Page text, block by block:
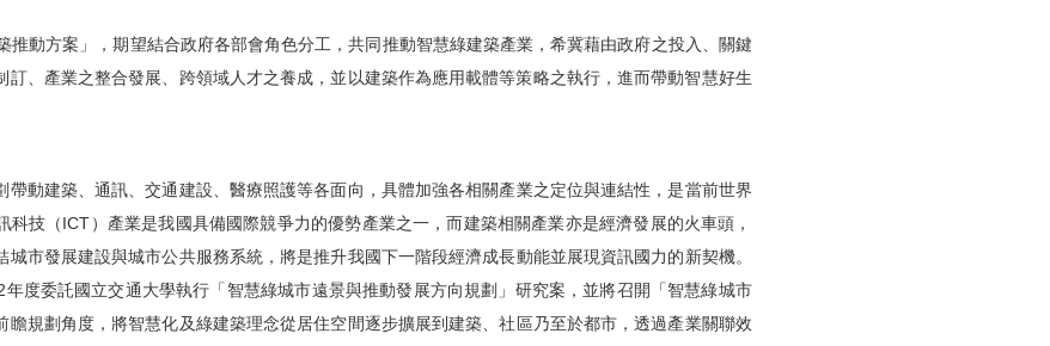
推動方案」，期望結合政府各部會角色分工，共同推動智慧綠建築產業，希冀藉由政府之投入、關鍵
、 產業之整合發展、跨領域人才之養成， 並以建築作為應用載體等策略之執行，進而帶動智慧好生
動建築、通訊、交通建設、 醫療照護等各面向，具體加強各相關產業之定位與連結性，是當前世界
科技（ICT） 產業是我國具備國際競爭力的優勢產業之一，而建築相關產業亦是經濟發展的火車頭，
城市發展建設與城市公共服務系統，將是推升我國下一階段經濟成長動能並展現資訊國力的新契機。
度委託國立交通大學執行「 智慧綠城市遠景與推動發展方向規劃」研究案，並將召開「智慧綠城市
規劃角度， 將智慧化及綠建築理念從居住空間逐步擴展到建築、社區乃至於都市，透過產業關聯效